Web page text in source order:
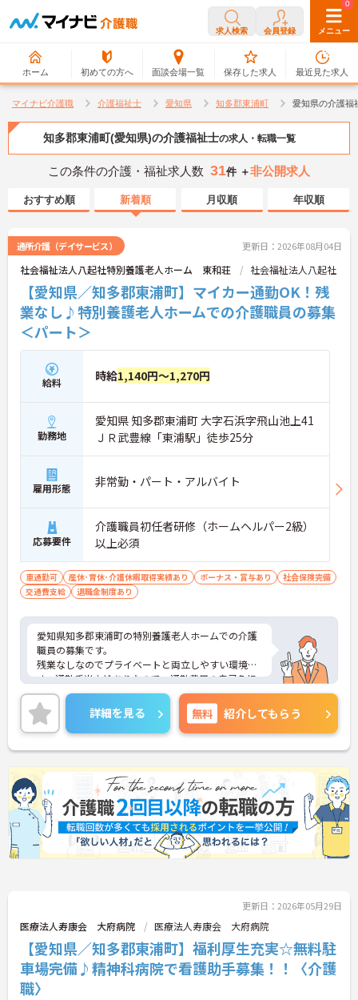
求人検索 会員登録 メニュー
ホーム 初めての方へ 面談会場一覧
0
保存した求人
0
最近見た求人
マイナビ介護職 介護福祉士 愛知県 知多郡東浦町 愛知県の介護福
知多郡東浦町(愛知県)の介護福祉士の求人・転職一覧
この条件の介護・福祉求人数 31件 ＋非公開求人
おすすめ順 新着順 月収順 年収順
通所介護（デイサービス） 更新日：2026年08月04日
社会福祉法人八起社特別養護老人ホーム 東和荘 社会福祉法人八起社
【愛知県／知多郡東浦町】マイカー通勤OK！残
業なし♪特別養護老人ホームでの介護職員の募集
＜パート＞
給料 時給1,140円～1,270円
勤務地
愛知県 知多郡東浦町 大字石浜字飛山池上41
ＪＲ武豊線「東浦駅」徒歩25分
雇用形態 非常勤・パート・アルバイト
応募要件
介護職員初任者研修（ホームヘルパー2級）
以上必須
車通勤可 産休･育休･介護休暇取得実績あり ボーナス・賞与あり
社会保険完備
交通費支給
退職金制度あり
愛知県知多郡東浦町の特別養護老人ホームでの介護
職員の募集です。
残業なしなのでプライベートと両立しやすい環境で
す。通勤手当支給ありなので、通勤費用の自己負担
の心配も不要！
ご興味のある方は、面接のポイントをお伝えします
のでお気軽にお問い合せください。
詳細を見る 無料 紹介してもらう
更新日：2026年05月29日
医療法人寿康会 大府病院 医療法人寿康会 大府病院
【愛知県／知多郡東浦町】福利厚生充実☆無料駐
車場完備♪精神科病院で看護助手募集！！〈介護
職〉